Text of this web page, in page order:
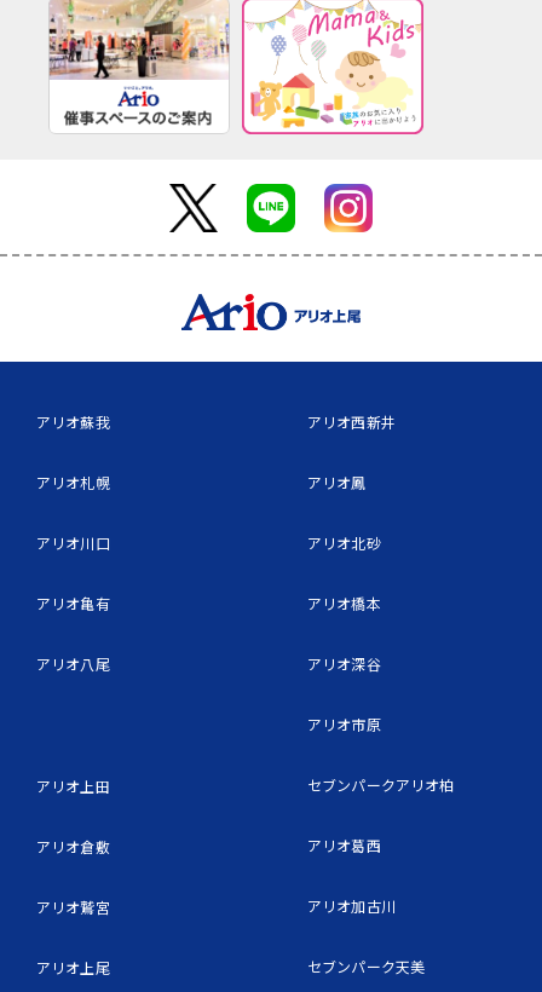
アリオ蘇我
アリオ札幌
アリオ川口
アリオ亀有
アリオ八尾
アリオ上田
アリオ倉敷
アリオ鷲宮
アリオ上尾
アリオ西新井
アリオ鳳
アリオ北砂
アリオ橋本
アリオ深谷
アリオ市原
セブンパークアリオ柏
アリオ葛西
アリオ加古川
セブンパーク天美